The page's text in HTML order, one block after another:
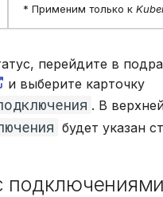
* Применим только к
перейдите в
и выберите карточку
. В
будет указан
подключениями